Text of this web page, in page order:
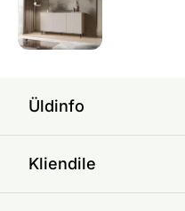
Üldinfo
Kliendile